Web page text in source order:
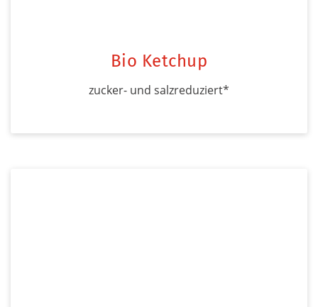
Bio Ketchup
zucker- und salzreduziert*